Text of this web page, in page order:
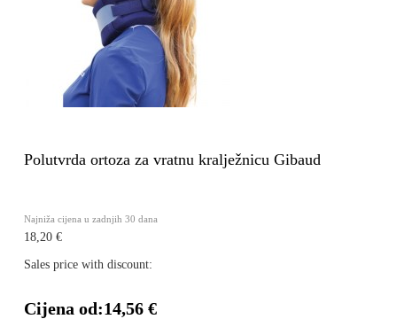
Polutvrda ortoza za vratnu kralježnicu Gibaud
Najniža cijena u zadnjih 30 dana
18,20 €
Sales price with discount:
Cijena od:14,56 €